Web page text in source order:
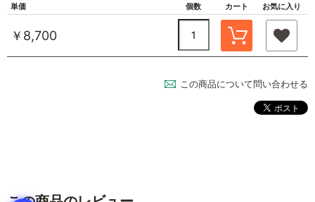
単価 個数 カート お気に入り
￥8,700
この商品について問い合わせる